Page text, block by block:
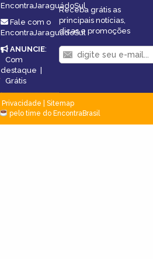
EncontraJaraguádoSul
Fale com o
EncontraJaraguádoSul
ANUNCIE:
Com
destaque |
Grátis
Receba grátis as
principais notícias,
dicas e promoções
Privacidade
Sitemap
pelo time do EncontraBrasil